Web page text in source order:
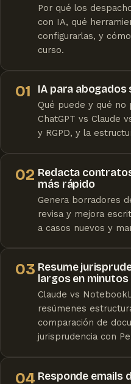
Por qué los
con IA, qué
configurarlas, y
curso.
01 IA para
Qué puede y qué no
ChatGPT vs Claude
y RGPD, y la
02 Redacta
más rápido
Genera borradores
revisa y mejora
a casos nuevos y
03 Resume
largos en minutos
Claude vs
resúmenes
comparación de
jurisprudencia con
04 Responde emails